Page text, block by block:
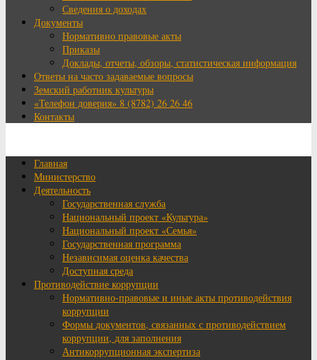
Сведения о доходах
Документы
Нормативно правовые акты
Приказы
Доклады, отчеты, обзоры, статистическая информация
Ответы на часто задаваемые вопросы
Земский работник культуры
«Телефон доверия» 8 (8782) 26 26 46
Контакты
Главная
Министерство
Деятельность
Государственная служба
Национальный проект «Культура»
Национальный проект «Семья»
Государственная программа
Независимая оценка качества
Доступная среда
Противодействие коррупции
Нормативно-правовые и иные акты противодействия
коррупции
Формы документов, связанных с противодействием
коррупции, для заполнения
Антикоррупционная экспертиза